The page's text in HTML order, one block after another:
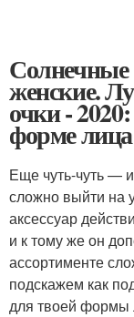
Солнечные
женские.
очки -
форме лица
Еще чуть-чуть —
сложно выйти на
аксессуар
и к тому же он
ассортименте
подскажем как
для твоей формы